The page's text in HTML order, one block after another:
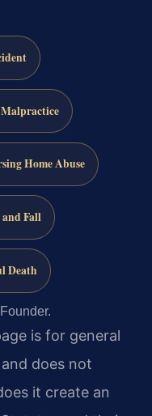
Home Abuse
Fall
Death
is for general
does not
it create an